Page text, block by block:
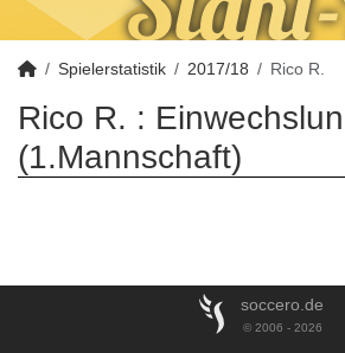
Spielerstatistik 2017/18 Rico R.
Rico R. :
(1.Mannschaft)
soccero.de
© 2006 - 2026